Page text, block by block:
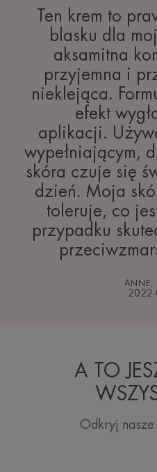
Ten krem to
blasku dla
aksamitna
przyjemna i
nieklejąca.
efekt
aplikacji.
wypełniającym,
skóra czuje się
dzień. Moja
toleruje, co
przypadku
ANNE,
A TO
Odkryj nasze